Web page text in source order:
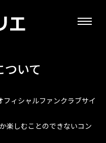
ついて
フィシャルファンクラブサイ
楽しむことのできないコン